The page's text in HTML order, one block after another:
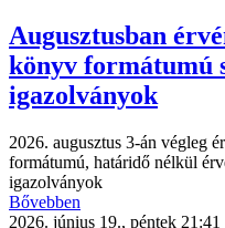
Augusztusban
könyv formátumú
igazolványok
2026. augusztus 3-án végleg
formátumú, határidő nélkül
igazolványok
Bővebben
2026. június 19., péntek 21:41